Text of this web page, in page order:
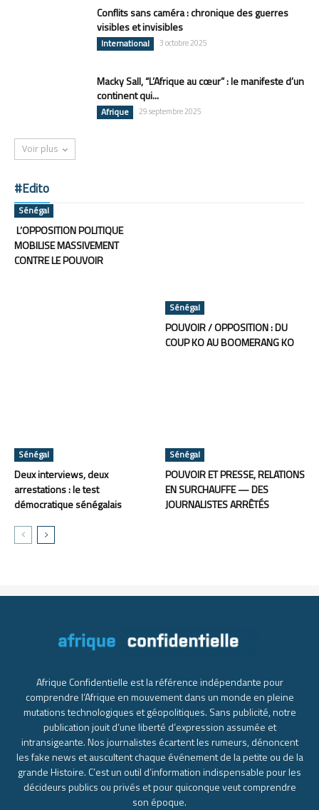
Conflits sans caméra : chronique des guerres
visibles et invisibles
International 3 octobre 2025
Macky Sall, “L’Afrique au cœur” : le manifeste d’un
continent qui...
Afrique 29 septembre 2025
Voir plus
#Edito
Sénégal
L’OPPOSITION POLITIQUE
MOBILISE MASSIVEMENT
CONTRE LE POUVOIR
Sénégal
POUVOIR / OPPOSITION : DU
COUP KO AU BOOMERANG KO
Sénégal
Deux interviews, deux
arrestations : le test
démocratique sénégalais
Sénégal
POUVOIR ET PRESSE, RELATIONS
EN SURCHAUFFE — DES
JOURNALISTES ARRÊTÉS
Afrique Confidentielle est la référence indépendante pour
comprendre l’Afrique en mouvement dans un monde en pleine
mutations technologiques et géopolitiques. Sans publicité, notre
publication jouit d’une liberté d’expression assumée et
intransigeante. Nos journalistes écartent les rumeurs, dénoncent
les fake news et auscultent chaque événement de la petite ou de la
grande Histoire. C’est un outil d’information indispensable pour les
décideurs publics ou privés et pour quiconque veut comprendre
son époque.